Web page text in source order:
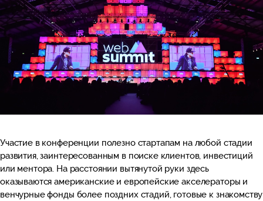
Участие в конференции полезно стартапам на любой стадии
развития, заинтересованным в поиске клиентов, инвестиций
или ментора. На расстоянии вытянутой руки здесь
оказываются американские и европейские акселераторы и
венчурные фонды более поздних стадий, готовые к знакомству